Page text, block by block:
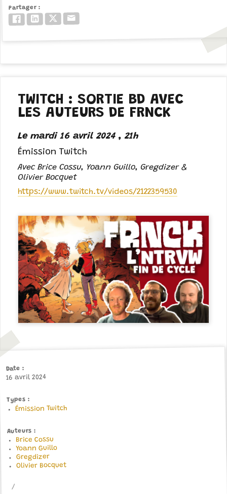
Partager
FacebookLinkedInTwitter/X
TWITCH : SORTIE BD AVEC
LES AUTEURS DE FRNCK
Le mardi 16 avril 2024 , 21h
Émission Twitch
Avec Brice Cossu, Yoann Guillo, Gregdizer &
Olivier Bocquet
https://www.twitch.tv/videos/2122359530
Date
16 avril 2024
Types
Émission Twitch
Auteurs
Brice Cossu
Yoann Guillo
Gregdizer
Olivier Bocquet